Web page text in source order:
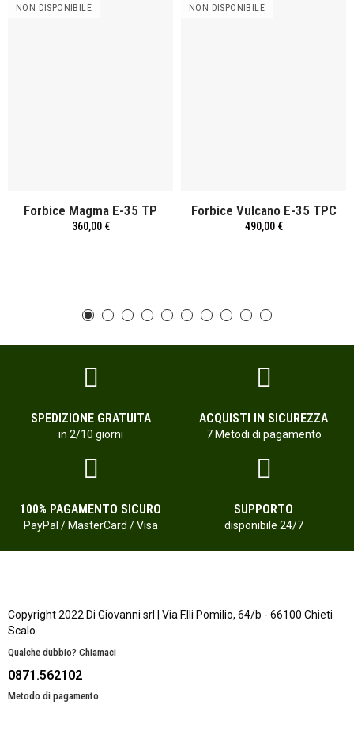
NON DISPONIBILE
Forbice Magma E-35 TP
360,00 €
NON DISPONIBILE
Forbice Vulcano E-35 TPC
490,00 €
SPEDIZIONE GRATUITA
in 2/10 giorni
ACQUISTI IN SICUREZZA
7 Metodi di pagamento
100% PAGAMENTO SICURO
PayPal / MasterCard / Visa
SUPPORTO
disponibile 24/7
Copyright 2022 Di Giovanni srl | Via F.lli Pomilio, 64/b - 66100 Chieti
Scalo
Qualche dubbio? Chiamaci
0871.562102
Metodo di pagamento